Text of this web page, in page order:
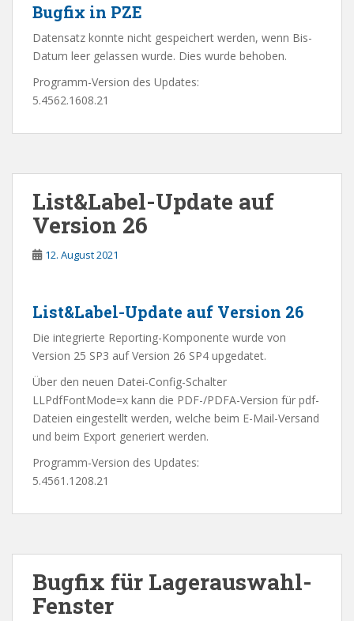
Bugfix in PZE
Datensatz konnte nicht gespeichert werden, wenn Bis-
Datum leer gelassen wurde. Dies wurde behoben.
Programm-Version des Updates:
5.4562.1608.21
List&Label-Update auf
Version 26
12. August 2021
List&Label-Update auf Version 26
Die integrierte Reporting-Komponente wurde von
Version 25 SP3 auf Version 26 SP4 upgedatet.
Über den neuen Datei-Config-Schalter
LLPdfFontMode=x kann die PDF-/PDFA-Version für pdf-
Dateien eingestellt werden, welche beim E-Mail-Versand
und beim Export generiert werden.
Programm-Version des Updates:
5.4561.1208.21
Bugfix für Lagerauswahl-
Fenster